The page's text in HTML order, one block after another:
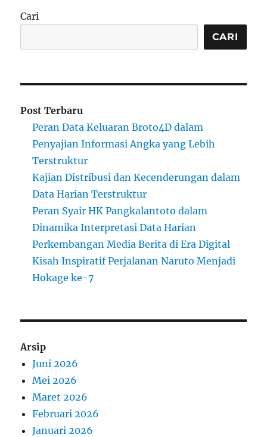
Cari
CARI
Post Terbaru
Peran Data Keluaran Broto4D dalam
Penyajian Informasi Angka yang Lebih
Terstruktur
Kajian Distribusi dan Kecenderungan dalam
Data Harian Terstruktur
Peran Syair HK Pangkalantoto dalam
Dinamika Interpretasi Data Harian
Perkembangan Media Berita di Era Digital
Kisah Inspiratif Perjalanan Naruto Menjadi
Hokage ke-7
Arsip
Juni 2026
Mei 2026
Maret 2026
Februari 2026
Januari 2026